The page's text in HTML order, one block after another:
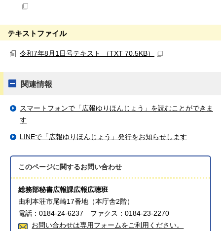
テキストファイル
令和7年8月1日号テキスト （TXT 70.5KB）
関連情報
スマートフォンで「広報ゆりほんじょう」を読むことができま
す
LINEで「広報ゆりほんじょう」発行をお知らせします
このページに関するお問い合わせ
総務部秘書広報課広報広聴班
由利本荘市尾崎17番地（本庁舎2階）
電話：0184-24-6237 ファクス：0184-23-2270
お問い合わせは専用フォームをご利用ください。